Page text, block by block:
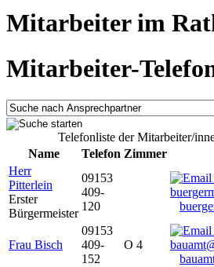
Mitarbeiter im
Mitarbeiter-
Telefonliste der Mitarbeiter/
Name
Telefon Zimmer
Herr
Pitterlein
Erster
Bürgermeister
09153
409-
120
Frau Bisch
09153
409-
152
O 4